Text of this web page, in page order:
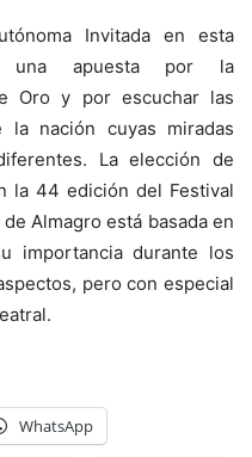
Invitada en esta
una apuesta por la
Oro y por escuchar las
nación cuyas miradas
La elección de
la 44 edición del Festival
Almagro está basada en
importancia durante los
pero con especial
WhatsApp